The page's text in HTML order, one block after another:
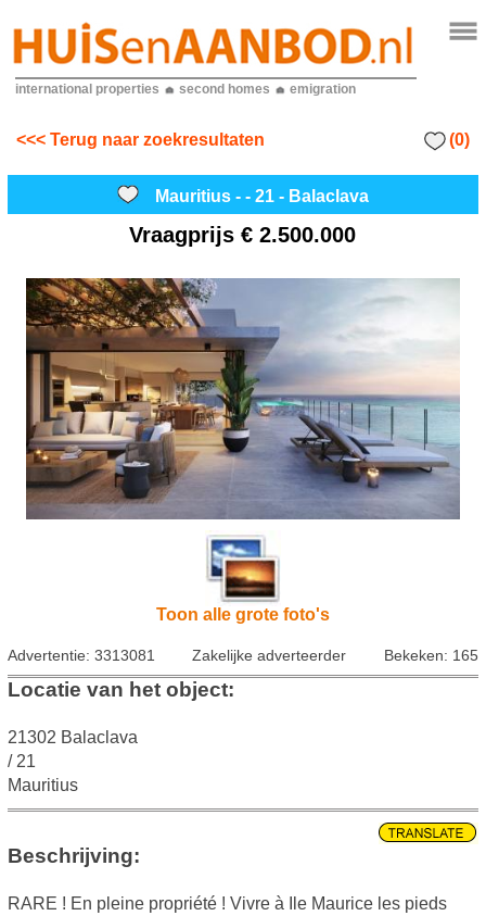
international properties second homes emigration
<<< Terug naar zoekresultaten (0)
Mauritius - - 21 - Balaclava
Vraagprijs€ 2.500.000
Toon alle grote foto's
Advertentie: 3313081 Zakelijke adverteerder Bekeken: 165
Locatie van het object:
21302 Balaclava
/ 21
Mauritius
Beschrijving:
RARE ! En pleine propriété ! Vivre à Ile Maurice les pieds